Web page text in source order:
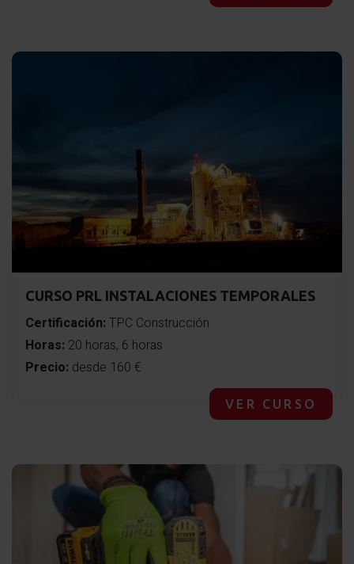
CURSO PRL INSTALACIONES TEMPORALES
Certificación: TPC Construcción
Horas: 20 horas, 6 horas
Precio: desde 160 €
VER CURSO